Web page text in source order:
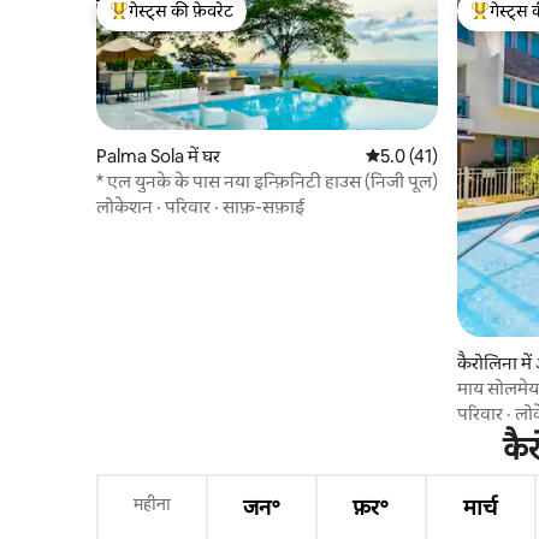
गेस्ट्स का टॉप फ़ेवरेट
गेस्ट्स की फ़ेवरेट
Palma Sola में घर औसत रेटिंग 5 में से 5.0,
5.0 (41)
* एल युनके के पास नया इन्फ़िनिटी हाउस (निजी पूल)
लोकेशन ·परिवार ·साफ़-सफ़ाई
गेस्ट्स का
गेस्ट्स
कैरोलिना में
माय
परिवार ·
महीना जन॰ फ़र॰ मार्च